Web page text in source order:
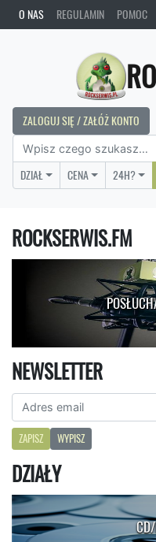
O NAS REGULAMIN POMOC
ZALOGUJ SIĘ / ZAŁÓŻ KONTO
DZIAŁ CENA 24H?
ROCKSERWIS.FM
NEWSLETTER
ZAPISZ WYPISZ
DZIAŁY